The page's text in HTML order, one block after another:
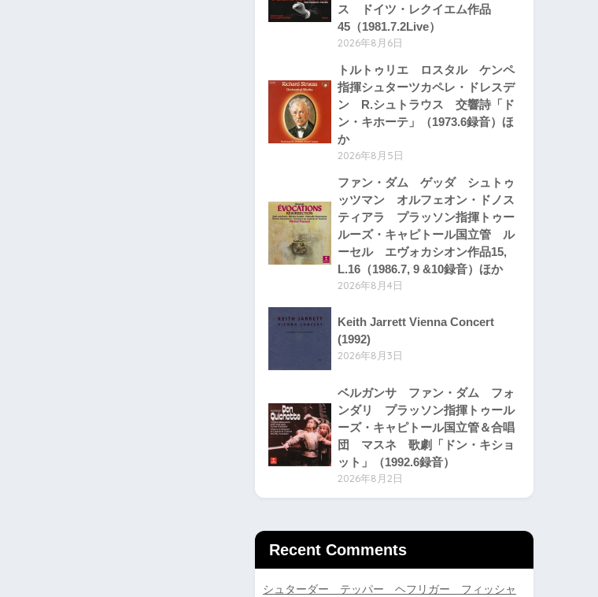
ス ドイツ・レクイエム作品
45（1981.7.2Live）
2026年8月6日
トルトゥリエ ロスタル ケンペ
指揮シュターツカペレ・ドレスデ
ン R.シュトラウス 交響詩「ド
ン・キホーテ」（1973.6録音）ほ
か
2026年8月5日
ファン・ダム ゲッダ シュトゥ
ッツマン オルフェオン・ドノス
ティアラ プラッソン指揮トゥー
ルーズ・キャピトール国立管 ル
ーセル エヴォカシオン作品15,
L.16（1986.7, 9 &10録音）ほか
2026年8月4日
Keith Jarrett Vienna Concert
(1992)
2026年8月3日
ベルガンサ ファン・ダム フォ
ンダリ プラッソン指揮トゥール
ーズ・キャピトール国立管＆合唱
団 マスネ 歌劇「ドン・キショ
ット」（1992.6録音）
2026年8月2日
Recent Comments
シュターダー テッパー ヘフリガー フィッシャ